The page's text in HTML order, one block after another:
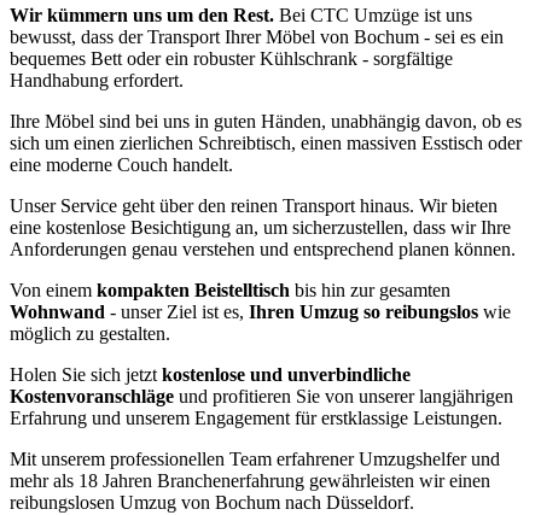
Wir kümmern uns um den Rest. Bei CTC Umzüge ist uns
bewusst, dass der Transport Ihrer Möbel von Bochum - sei es ein
bequemes Bett oder ein robuster Kühlschrank - sorgfältige
Handhabung erfordert.
Ihre Möbel sind bei uns in guten Händen, unabhängig davon, ob es
sich um einen zierlichen Schreibtisch, einen massiven Esstisch oder
eine moderne Couch handelt.
Unser Service geht über den reinen Transport hinaus. Wir bieten
eine kostenlose Besichtigung an, um sicherzustellen, dass wir Ihre
Anforderungen genau verstehen und entsprechend planen können.
Von einem kompakten Beistelltisch bis hin zur gesamten
Wohnwand - unser Ziel ist es, Ihren Umzug so reibungslos wie
möglich zu gestalten.
Holen Sie sich jetzt kostenlose und unverbindliche
Kostenvoranschläge und profitieren Sie von unserer langjährigen
Erfahrung und unserem Engagement für erstklassige Leistungen.
Mit unserem professionellen Team erfahrener Umzugshelfer und
mehr als 18 Jahren Branchenerfahrung gewährleisten wir einen
reibungslosen Umzug von Bochum nach Düsseldorf.